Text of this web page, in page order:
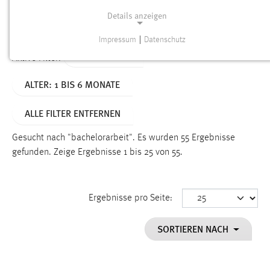
Aktive Filter:
ALTER: 1 BIS 6 MONATE
ALLE FILTER ENTFERNEN
Gesucht nach "bachelorarbeit". Es wurden 55 Ergebnisse
gefunden. Zeige Ergebnisse 1 bis 25 von 55.
Ergebnisse pro Seite:
SORTIEREN NACH
Details anzeigen
Funktionen und sind für die einwandfreie Funktion der
Name:
Dieser Cookie speichert die ausgewählten Einverständnis-
Impressum Datenschutz